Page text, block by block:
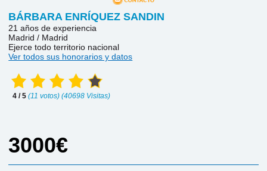
BÁRBARA ENRÍQUEZ SANDIN
21 años de experiencia
Madrid / Madrid
Ejerce todo territorio nacional
Ver todos sus honorarios y datos
4 / 5(11 votos) (40698 Visitas)
3000€